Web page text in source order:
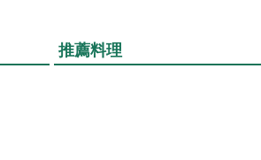
推薦料理